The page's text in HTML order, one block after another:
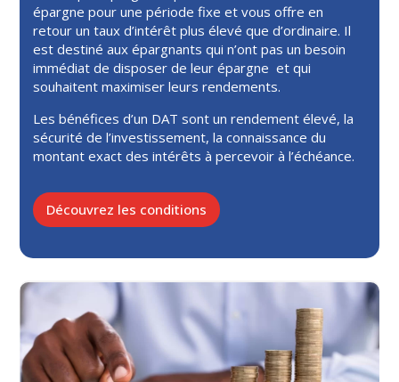
épargne pour une période fixe et vous offre en
retour un taux d’intérêt plus élevé que d’ordinaire. Il
est destiné aux épargnants qui n’ont pas un besoin
immédiat de disposer de leur épargne et qui
souhaitent maximiser leurs rendements.
Les bénéfices d’un DAT sont un rendement élevé, la
sécurité de l’investissement, la connaissance du
montant exact des intérêts à percevoir à l’échéance.
Découvrez les conditions